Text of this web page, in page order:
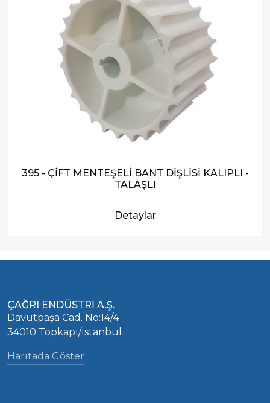
395 - ÇİFT MENTEŞELİ BANT DİŞLİSİ KALIPLI -
TALAŞLI
Detaylar
ÇAĞRI ENDÜSTRİ A.Ş.
Davutpaşa Cad. No:14/4
34010 Topkapı/İstanbul
Haritada Göster